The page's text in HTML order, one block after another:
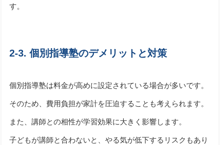
す。
2-3. 個別指導塾のデメリットと対策
個別指導塾は料金が高めに設定されている場合が多いです。
そのため、費用負担が家計を圧迫することも考えられます。
また、講師との相性が学習効果に大きく影響します。
子どもが講師と合わないと、やる気が低下するリスクもあり